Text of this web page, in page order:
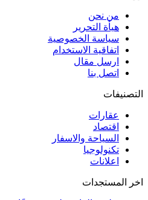
من نحن
هيأة التحرير
سياسة الخصوصية
اتفاقية الاستخدام
ارسل مقال
اتصل بنا
التصنيفات
عقارات
اقتصاد
السياحة والاسفار
تكنولوجيا
اعلانات
اخر المستجدات